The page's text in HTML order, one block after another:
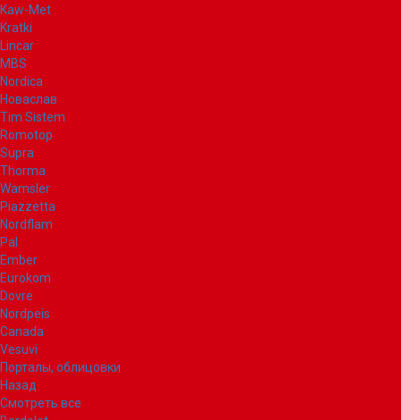
Kaw-Met
Kratki
Lincar
MBS
Nordica
Новаслав
Tim Sistem
Romotop
Supra
Thorma
Wamsler
Piazzetta
Nordflam
Pal
Ember
Eurokom
Dovre
Nordpeis
Canada
Vesuvi
Порталы, облицовки
Назад
Смотреть все